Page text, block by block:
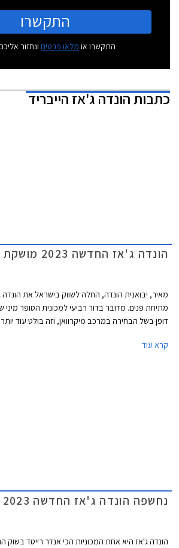
התקשרו
התקשרו או מלאו פרטים ונחזור
כתבותהונדה ג'אז הייבריד
הונדה ג'אז החדשה 2023 מושקת בישראל
מתיחת פנים. מדובר בדור רביעי למכונית הסופר
דופן בשל הבחירה במרכב מיקרוואן, וזה בולט עוד
פנאי קטנים במקום מיקרוואנים. במסגרת מתיחת
קרא עוד
נחשפה הונדה ג'אז החדשה 2023
הונדה ג'אז היא אחת המכוניות הכי אנדר רייטד בשוק